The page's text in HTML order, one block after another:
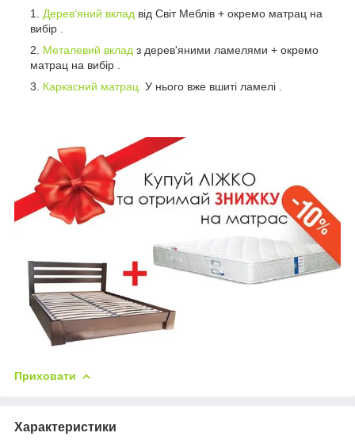
Дерев'яний вклад від Світ Меблів + окремо матрац на
вибір .
Металевий вклад з дерев'яними ламелями + окремо
матрац на вибір .
Каркасний матрац. У нього вже вшиті ламелі .
Приховати
Характеристики